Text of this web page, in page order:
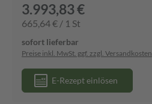
3.993,83 €
665,64 € / 1 St
sofort lieferbar
Preise inkl. MwSt. ggf. zzgl. Versandkosten
E-Rezept einlösen